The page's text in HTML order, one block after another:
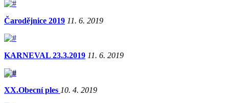
Čarodějnice 2019 11. 6. 2019
KARNEVAL 23.3.2019 11. 6. 2019
XX.Obecní ples 10. 4. 2019